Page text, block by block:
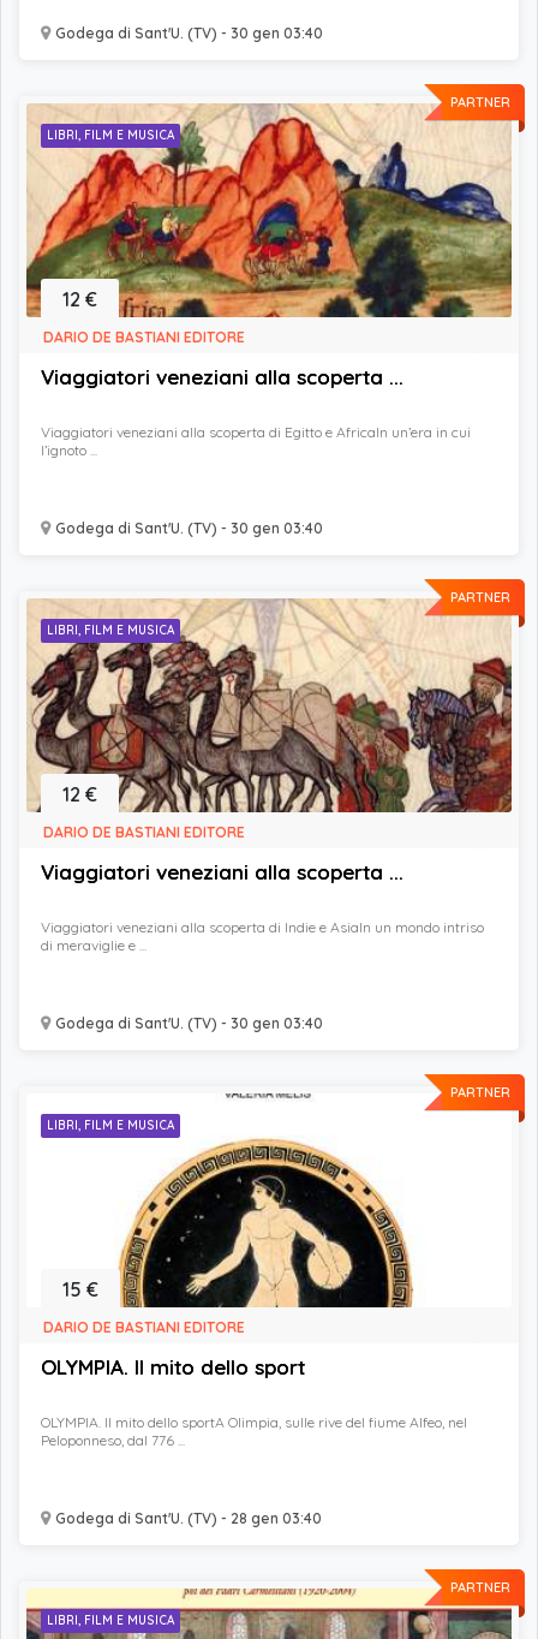
Godega di Sant'U. (TV) - 30 gen 03:40
PARTNER
LIBRI, FILM E MUSICA
Viaggiatori veneziani alla scoperta ...
Godega di Sant'U. (TV) - 30 gen 03:40
12 €
DARIO DE BASTIANI EDITORE
Viaggiatori veneziani alla scoperta di Egitto e AfricaIn un’era in cui
l’ignoto ...
PARTNER
LIBRI, FILM E MUSICA
Viaggiatori veneziani alla scoperta ...
Godega di Sant'U. (TV) - 30 gen 03:40
12 €
DARIO DE BASTIANI EDITORE
Viaggiatori veneziani alla scoperta di Indie e AsiaIn un mondo intriso
di meraviglie e ...
PARTNER
LIBRI, FILM E MUSICA
OLYMPIA. Il mito dello sport
Godega di Sant'U. (TV) - 28 gen 03:40
15 €
DARIO DE BASTIANI EDITORE
OLYMPIA. Il mito dello sportA Olimpia, sulle rive del fiume Alfeo, nel
Peloponneso, dal 776 ...
PARTNER
LIBRI, FILM E MUSICA